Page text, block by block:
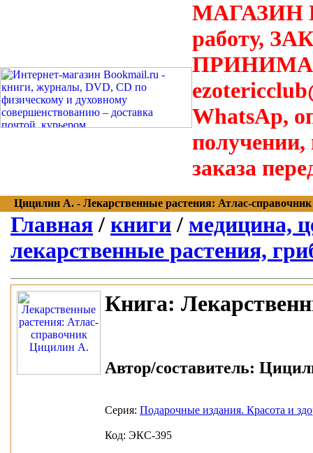
МАГАЗИН
работу,
WhatsAp,
получении,
заказа
Цицилин А. - Лекарственные растения: Атлас-справочник
Главная / книги / медицина,
лекарственные растения,
Книга:
Автор/составитель:
Серия: Подарочные издания. Красота и
Код: ЭКС-395